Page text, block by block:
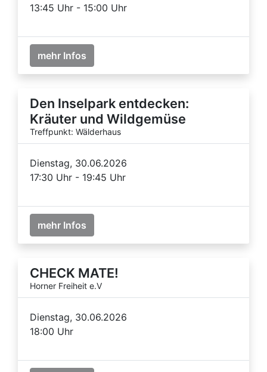
13:45 Uhr - 15:00 Uhr
mehr Infos
Den Inselpark entdecken:
Kräuter und Wildgemüse
Treffpunkt: Wälderhaus
Dienstag, 30.06.2026
17:30 Uhr - 19:45 Uhr
mehr Infos
CHECK MATE!
Horner Freiheit e.V
Dienstag, 30.06.2026
18:00 Uhr